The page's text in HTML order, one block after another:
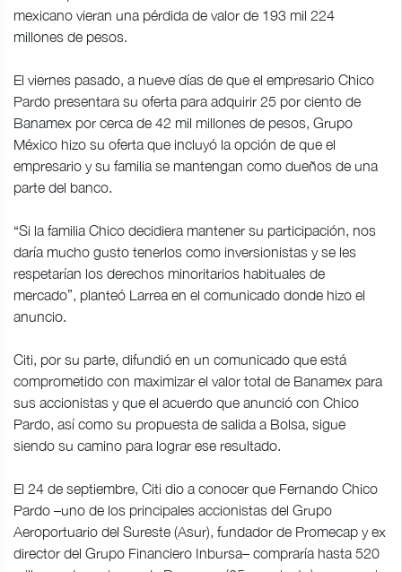
mexicano vieran una pérdida de valor de 193 mil 224
millones de pesos.
El viernes pasado, a nueve días de que el empresario Chico
Pardo presentara su oferta para adquirir 25 por ciento de
Banamex por cerca de 42 mil millones de pesos, Grupo
México hizo su oferta que incluyó la opción de que el
empresario y su familia se mantengan como dueños de una
parte del banco.
“Si la familia Chico decidiera mantener su participación, nos
daría mucho gusto tenerlos como inversionistas y se les
respetarían los derechos minoritarios habituales de
mercado”, planteó Larrea en el comunicado donde hizo el
anuncio.
Citi, por su parte, difundió en un comunicado que está
comprometido con maximizar el valor total de Banamex para
sus accionistas y que el acuerdo que anunció con Chico
Pardo, así como su propuesta de salida a Bolsa, sigue
siendo su camino para lograr ese resultado.
El 24 de septiembre, Citi dio a conocer que Fernando Chico
Pardo –uno de los principales accionistas del Grupo
Aeroportuario del Sureste (Asur), fundador de Promecap y ex
director del Grupo Financiero Inbursa– compraría hasta 520